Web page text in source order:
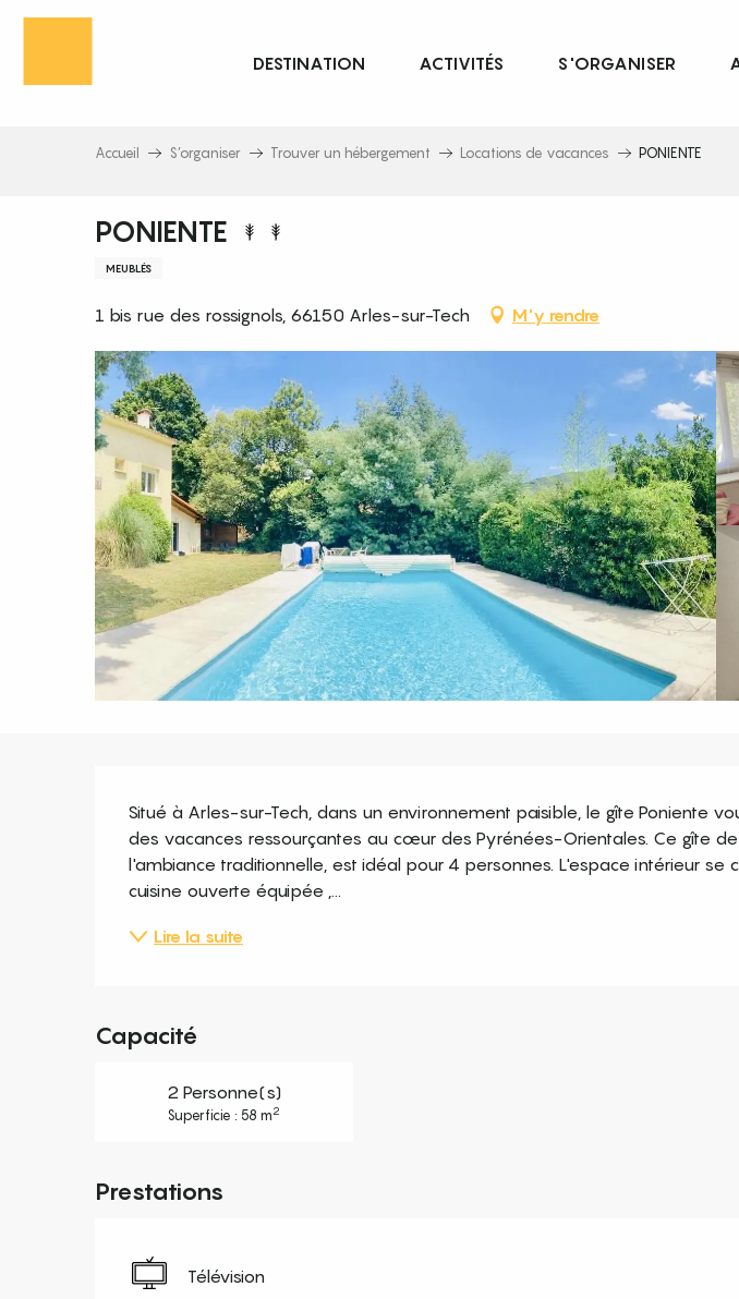
Aller
principal
DESTINATION ACTIVITÉS S'ORGANISER
Accueil S’organiser Trouver un hébergement Locations de vacances PONIENTE
PONIENTE
MEUBLÉS
1 bis rue des rossignols, 66150 Arles-sur-Tech M'y rendre
Description
Situé à Arles-sur-Tech, dans un environnement paisible, le gîte Poniente
des vacances ressourçantes au cœur des Pyrénées-Orientales. Ce gîte
l'ambiance traditionnelle, est idéal pour 4 personnes. L'espace intérieur se
cuisine ouverte équipée ,...
Lire la suite
Capacité
2 Personne(s)
Superficie : 58 m2
Prestations
Télévision